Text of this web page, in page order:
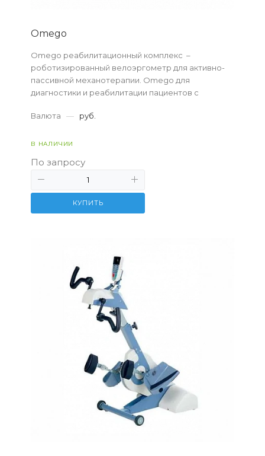
Omego
Omego реабилитационный комплекс –
роботизированный велоэргометр для активно-
пассивной механотерапии. Omego для
диагностики и реабилитации пациентов с
Валюта
— руб.
В НАЛИЧИИ
По запросу
КУПИТЬ